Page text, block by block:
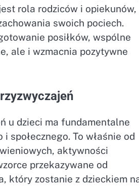
rola rodziców i opiekunów,
swoich pociech.
posiłków, wspólne
ale i wzmacnia pozytywne
u dzieci ma fundamentalne
społecznego. To właśnie od
aktywności
przekazywane od
który zostanie z dzieckiem